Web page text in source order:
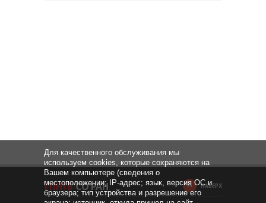
НАВЕРХ
Для качественного обслуживания мы
используем cookies, которые сохраняются на
Вашем компьютере (сведения о
местоположении; IP-адрес; язык, версия ОС и
браузера; тип устройства и разрешение его